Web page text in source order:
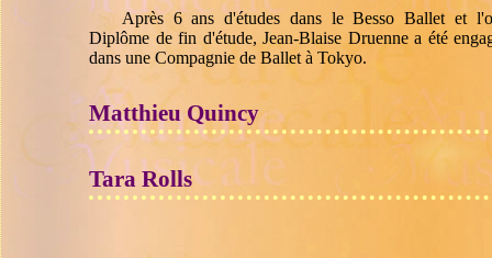
Après 6 ans d'études dans le Besso Ballet et
Diplôme de fin d'étude, Jean-Blaise Druenne a été
dans une Compagnie de Ballet à Tokyo.
Matthieu Quincy
Tara Rolls